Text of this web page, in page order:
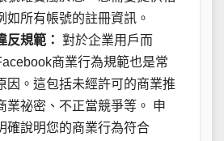
如所有帳號的註冊資訊。
反規範： 對於企業用戶而
商業行為規範也是常
因。這包括未經許可的商業推
業祕密、不正當競爭等。 申
確說明您的商業行為符合